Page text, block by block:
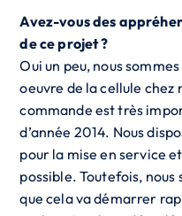
Avez-vous des
de ce projet ?
Oui un peu, nous
oeuvre de la cellule chez
commande est très
d’année 2014. Nous
pour la mise en service
possible. Toutefois,
que cela va démarrer